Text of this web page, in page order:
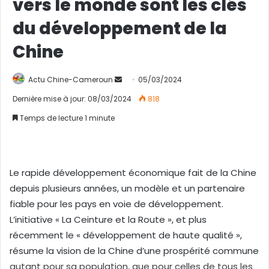
vers le monde sont les clés
du développement de la
Chine
Actu Chine-Cameroun
n
n
c
o
u
r
r
05/03/2024
Dernière mise à jour: 08/03/2024
818
Temps de lecture 1 minute
Le rapide développement économique fait de la Chine
depuis plusieurs années, un modèle et un partenaire
fiable pour les pays en voie de développement.
L’initiative « La Ceinture et la Route », et plus
récemment le « développement de haute qualité »,
résume la vision de la Chine d’une prospérité commune
autant pour sa population, que pour celles de tous les